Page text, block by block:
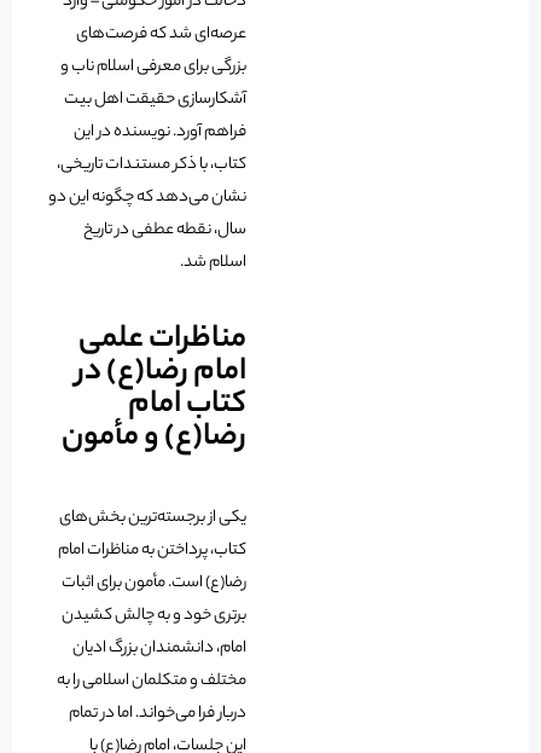
عرصه‌ای شد که فرصت‌های
بزرگی برای معرفی اسلام ناب و
آشکارسازی حقیقت اهل بیت
فراهم آورد. نویسنده در این
کتاب، با ذکر مستندات تاریخی،
نشان می‌دهد که چگونه این دو
سال، نقطه عطفی در تاریخ
اسلام شد.
مناظرات علمی
امام رضا(ع) در
کتاب امام
رضا(ع) و مأمون
یکی از برجسته‌ترین بخش‌های
کتاب، پرداختن به مناظرات امام
رضا(ع) است. مأمون برای اثبات
برتری خود و به چالش کشیدن
امام، دانشمندان بزرگ ادیان
مختلف و متکلمان اسلامی را به
دربار فرا می‌خواند. اما در تمام
این جلسات، امام رضا(ع) با